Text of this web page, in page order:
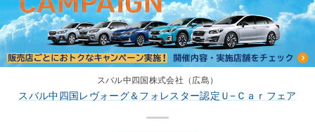
スバル中四国株式会社（広島）
スバル中四国レヴォーグ＆フォレスター認定Ｕ−Ｃａｒフェア